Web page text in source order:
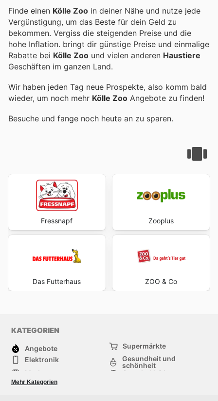
Finde einen Kölle Zoo in deiner Nähe und nutze jede
Vergünstigung, um das Beste für dein Geld zu
bekommen. Vergiss die steigenden Preise und die
hohe Inflation. bringt dir günstige Preise und einmalige
Rabatte bei Kölle Zoo und vielen anderen Haustiere
Geschäften im ganzen Land.
Wir haben jeden Tag neue Prospekte, also komm bald
wieder, um noch mehr Kölle Zoo Angebote zu finden!
Besuche und fange noch heute an zu sparen.
Fressnapf
Das Futterhaus
Zooplus
ZOO & Co
KATEGORIEN
Angebote
Supermärkte
Elektronik
Gesundheit und
schönheit
Mode
Sportbekleidung
Baumarkt
Mehr Kategorien